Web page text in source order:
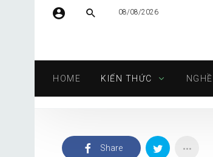
Mật khẩu
Tự động đăng nhập
08/08/2026
HOME KIẾN THỨC
Share